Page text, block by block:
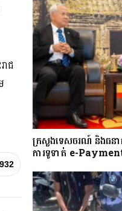
ជ
932
ក្រសួងទេសចរណ៍ និងធន
ការទូទាត់ e-